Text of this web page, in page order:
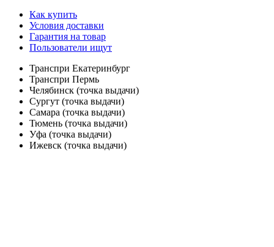
Как купить
Условия доставки
Гарантия на товар
Пользователи ищут
Транспри Екатеринбург
Транспри Пермь
Челябинск (точка выдачи)
Сургут (точка выдачи)
Самара (точка выдачи)
Тюмень (точка выдачи)
Уфа (точка выдачи)
Ижевск (точка выдачи)